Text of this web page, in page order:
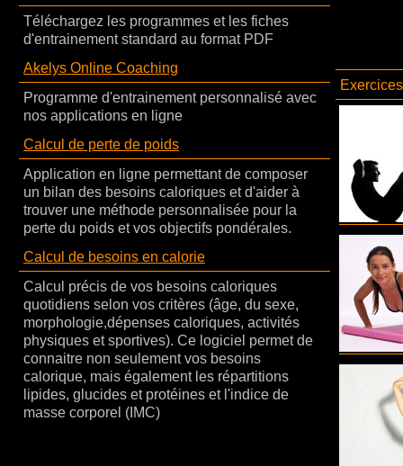
Téléchargez les programmes et les fiches
d'entrainement standard au format PDF
Akelys Online Coaching
Programme d'entrainement personnalisé avec
nos applications en ligne
Calcul de perte de poids
Application en ligne permettant de composer
un bilan des besoins caloriques et d'aider à
trouver une méthode personnalisée pour la
perte du poids et vos objectifs pondérales.
Calcul de besoins en calorie
Calcul précis de vos besoins caloriques
quotidiens selon vos critères (âge, du sexe,
morphologie,dépenses caloriques, activités
physiques et sportives). Ce logiciel permet de
connaitre non seulement vos besoins
calorique, mais également les répartitions
lipides, glucides et protéines et l'indice de
masse corporel (IMC)